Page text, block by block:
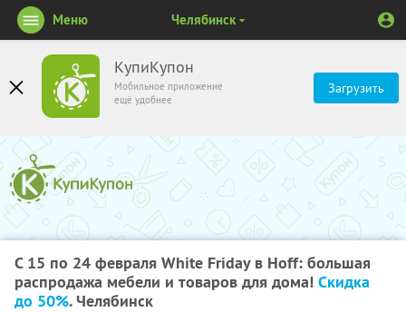
КупиКупон
Мобильное приложение
ещё удобнее
Загрузить
Меню Челябинск
С 15 по 24 февраля White Friday в Hoff: большая
распродажа мебели и товаров для дома! Скидка
до 50%. Челябинск